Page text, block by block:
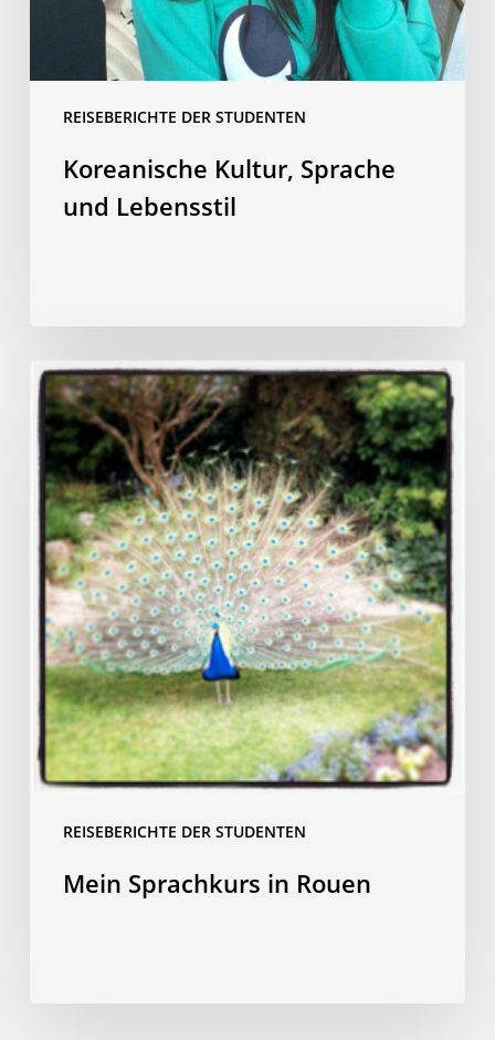
REISEBERICHTE DER STUDENTEN
Koreanische Kultur, Sprache
und Lebensstil
REISEBERICHTE DER STUDENTEN
Mein
Sprachkurs
in
Rouen
Mein Sprachkurs in Rouen